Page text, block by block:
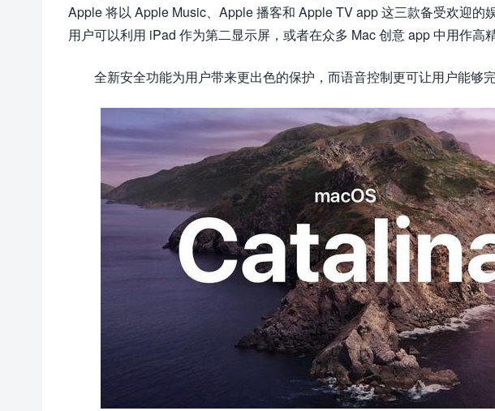
Apple 将以 Apple Music、Apple 播客和 Apple TV app 这三款备受欢迎的
用户可以利用 iPad 作为第二显示屏，或者在众多 Mac 创意 app 中用作高
全新安全功能为用户带来更出色的保护，而语音控制更可让用户能够